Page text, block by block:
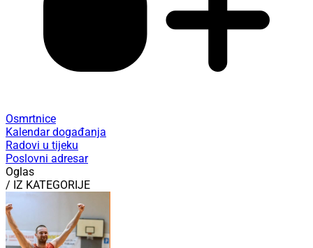
Osmrtnice
Kalendar događanja
Radovi u tijeku
Poslovni adresar
Oglas
/ IZ KATEGORIJE